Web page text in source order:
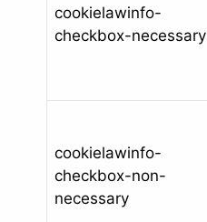
cookielawinfo-
checkbox-necessary
cookielawinfo-
checkbox-non-
necessary